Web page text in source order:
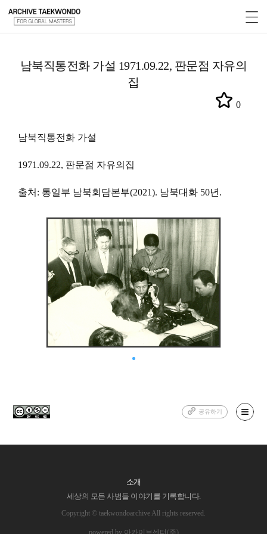
남북직통전화 가설 1971.09.22, 판문점 자유의
집
0
남북직통전화 가설
1971.09.22, 판문점 자유의집
출처: 통일부 남북회담본부(2021). 남북대화 50년.
공유하기
소개
세상의 모든 사범들 이야기를 기록합니다.
Copyright © taekwondoarchive All rights reserved.
powered by 아카이브센터(주)